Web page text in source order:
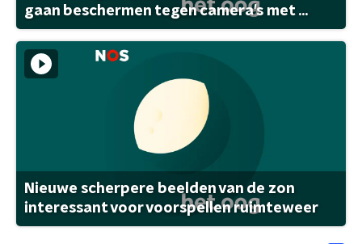
gaan beschermen tegen camera's met ...
Nieuwe scherpere beelden van de zon
interessant voor voorspellen ruimteweer